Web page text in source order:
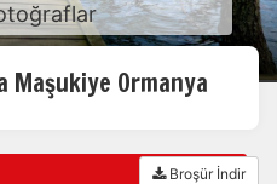
Maşukiye Ormanya
Broşür İndir